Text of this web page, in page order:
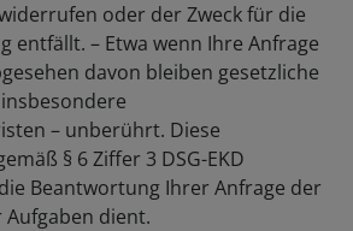
oder der Zweck für die
entfällt. – Etwa wenn Ihre Anfrage
davon bleiben gesetzliche
– unberührt. Diese
§ 6 Ziffer 3 DSG-EKD
Beantwortung Ihrer Anfrage der
dient.